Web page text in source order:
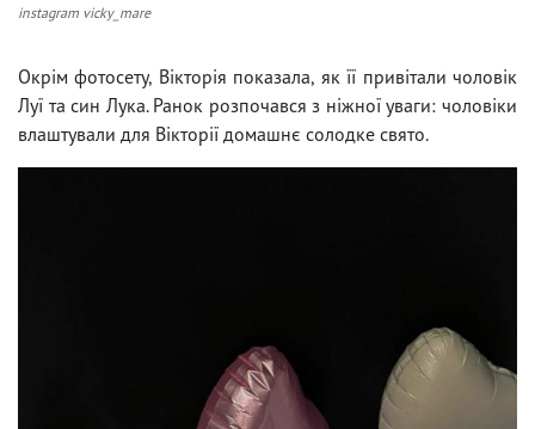
instagram vicky_mare
Окрім фотосету, Вікторія показала, як її привітали чоловік
Луї та син Лука. Ранок розпочався з ніжної уваги: чоловіки
влаштували для Вікторії домашнє солодке свято.